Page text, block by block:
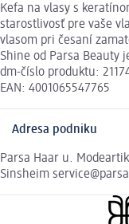
Kefa na vlasy s
starostlivosť pre vaše
vlasom pri česaní
Shine od Parsa Beauty
dm-číslo produktu:
EAN: 4001065547765
Adresa podniku
Parsa Haar u.
Sinsheim